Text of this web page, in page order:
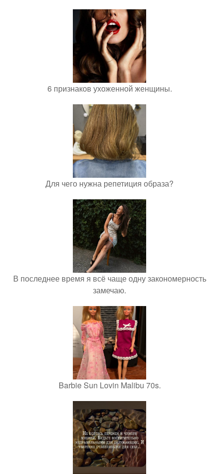
6 признаков ухоженной женщины.
Для чего нужна репетиция образа?
В последнее время я всё чаще одну закономерность
замечаю.
Barbie Sun Lovin Malibu 70s.